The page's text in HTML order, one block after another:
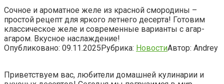
Сочное и ароматное желе из красной смородины –
простой рецепт для яркого летнего десерта! Готовим
классическое желе и современные варианты с агар-
агаром. Вкусное наслаждение!
Опубликовано: 09.11.2025Рубрика: НовостиАвтор: Andrey
Приветствуем вас, любители домашней кулинарии и